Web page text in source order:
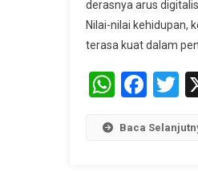
derasnya arus
Nilai-nilai kehidupan,
terasa kuat dalam
Baca